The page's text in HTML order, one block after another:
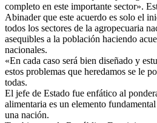
completo en este importante sector».
Abinader que este acuerdo es solo el
todos los sectores de la agropecuaria
asequibles a la población haciendo
nacionales.
«En cada caso será bien diseñado y
estos problemas que heredamos se le
todas.
El jefe de Estado fue enfático al
alimentaria es un elemento
una nación.